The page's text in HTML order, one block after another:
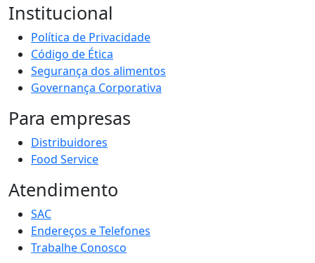
Institucional
Política de Privacidade
Código de Ética
Segurança dos alimentos
Governança Corporativa
Para empresas
Distribuidores
Food Service
Atendimento
SAC
Endereços e Telefones
Trabalhe Conosco